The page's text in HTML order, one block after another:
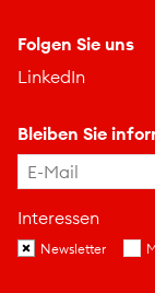
Folgen Sie uns
LinkedIn
Bleiben Sie
Interessen
Newsletter